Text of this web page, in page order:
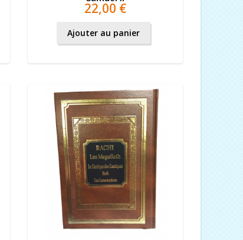
22,00 €
Ajouter au panier